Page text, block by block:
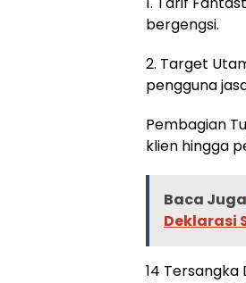
bergengsi.
2. Target
pengguna
Pembagian
klien hingga
Baca Juga
Deklarasi
14